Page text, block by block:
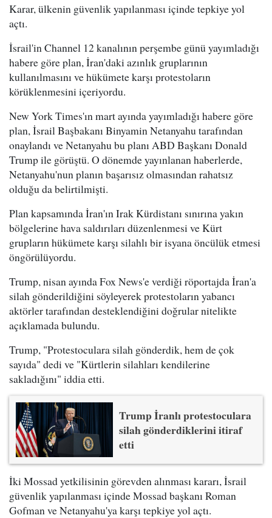
Karar, ülkenin güvenlik yapılanması içinde tepkiye yol
açtı.
İsrail'in Channel 12 kanalının perşembe günü yayımladığı
habere göre plan, İran'daki azınlık gruplarının
kullanılmasını ve hükümete karşı protestoların
körüklenmesini içeriyordu.
New York Times'ın mart ayında yayımladığı habere göre
plan, İsrail Başbakanı Binyamin Netanyahu tarafından
onaylandı ve Netanyahu bu planı ABD Başkanı Donald
Trump ile görüştü. O dönemde yayınlanan haberlerde,
Netanyahu'nun planın başarısız olmasından rahatsız
olduğu da belirtilmişti.
Plan kapsamında İran'ın Irak Kürdistanı sınırına yakın
bölgelerine hava saldırıları düzenlenmesi ve Kürt
grupların hükümete karşı silahlı bir isyana öncülük etmesi
öngörülüyordu.
Trump, nisan ayında Fox News'e verdiği röportajda İran'a
silah gönderildiğini söyleyerek protestoların yabancı
aktörler tarafından desteklendiğini doğrular nitelikte
açıklamada bulundu.
Trump, "Protestoculara silah gönderdik, hem de çok
sayıda" dedi ve "Kürtlerin silahları kendilerine
sakladığını" iddia etti.
Trump İranlı protestoculara
silah gönderdiklerini itiraf
etti
İki Mossad yetkilisinin görevden alınması kararı, İsrail
güvenlik yapılanması içinde Mossad başkanı Roman
Gofman ve Netanyahu'ya karşı tepkiye yol açtı.